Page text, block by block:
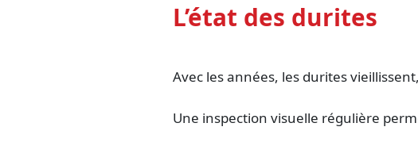
L’état des durites
Avec les années, les durites
Une inspection visuelle régulière